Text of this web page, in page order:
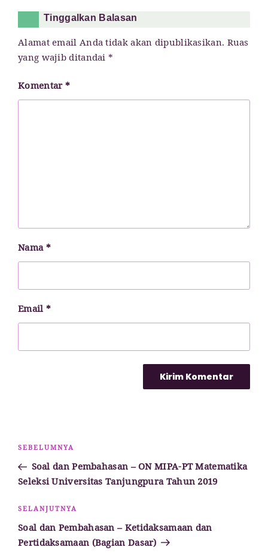
Tinggalkan Balasan
Alamat email Anda tidak akan dipublikasikan. Ruas
yang wajib ditandai*
Komentar*
Nama*
Email*
Navigasi
Pos
Sebelumnya
SEBELUMNYA
Soal dan Pembahasan – ON MIPA-PT Matematika
Seleksi Universitas Tanjungpura Tahun 2019
Pos
Selanjutnya
SELANJUTNYA
Soal dan Pembahasan – Ketidaksamaan dan
Pertidaksamaan (Bagian Dasar)